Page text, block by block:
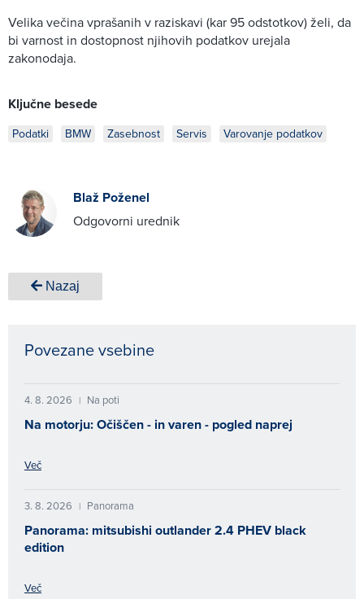
Velika večina vprašanih v raziskavi (kar 95 odstotkov) želi, da
bi varnost in dostopnost njihovih podatkov urejala
zakonodaja.
Ključne besede
Podatki BMW Zasebnost Servis Varovanje podatkov
Blaž Poženel
Odgovorni urednik
Nazaj
Povezane vsebine
4. 8. 2026 | Na poti
Na motorju: Očiščen - in varen - pogled naprej
Več
3. 8. 2026 | Panorama
Panorama: mitsubishi outlander 2.4 PHEV black
edition
Več